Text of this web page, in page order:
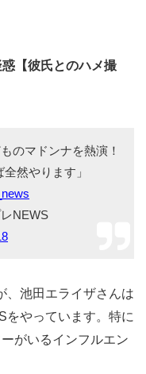
惑【彼氏とのハメ撮
のマドンナを熱演！
然やります」
NEWS
、池田エライザさんは
をやっています。特に
がいるインフルエン